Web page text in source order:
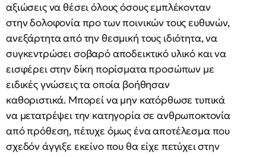
αξιώσεις να θέσει όλους όσους εμπλέκονταν
στην δολοφονία προ των ποινικών τους ευθυνών,
ανεξάρτητα από την θεσμική τους ιδιότητα, να
συγκεντρώσει σοβαρό αποδεικτικό υλικό και να
εισφέρει στην δίκη πορίσματα προσώπων με
ειδικές γνώσεις τα οποία βοήθησαν
καθοριστικά. Μπορεί να μην κατόρθωσε τυπικά
να μετατρέψει την κατηγορία σε ανθρωποκτονία
από πρόθεση, πέτυχε όμως ένα αποτέλεσμα που
σχεδόν άγγιξε εκείνο που θα είχε πετύχει στην